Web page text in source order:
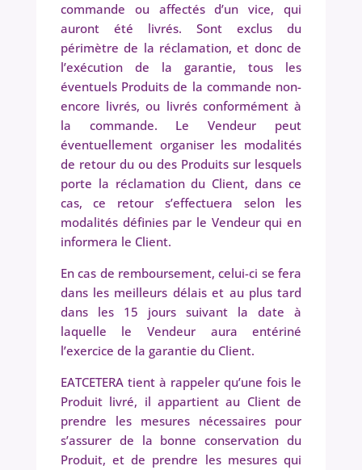
commande ou affectés d’un vice, qui
auront été livrés. Sont exclus du
périmètre de la réclamation, et donc de
l’exécution de la garantie, tous les
éventuels Produits de la commande non-
encore livrés, ou livrés conformément à
la commande. Le Vendeur peut
éventuellement organiser les modalités
de retour du ou des Produits sur lesquels
porte la réclamation du Client, dans ce
cas, ce retour s’effectuera selon les
modalités définies par le Vendeur qui en
informera le Client.
En cas de remboursement, celui-ci se fera
dans les meilleurs délais et au plus tard
dans les 15 jours suivant la date à
laquelle le Vendeur aura entériné
l’exercice de la garantie du Client.
EATCETERA tient à rappeler qu’une fois le
Produit livré, il appartient au Client de
prendre les mesures nécessaires pour
s’assurer de la bonne conservation du
Produit, et de prendre les mesures qui